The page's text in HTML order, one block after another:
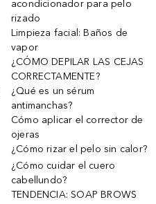
acondicionador para pelo
rizado
Limpieza facial: Baños de
vapor
¿CÓMO DEPILAR LAS CEJAS
CORRECTAMENTE?
¿Qué es un sérum
antimanchas?
Cómo aplicar el corrector de
ojeras
¿Cómo rizar el pelo sin calor?
¿Cómo cuidar el cuero
cabellundo?
TENDENCIA: SOAP BROWS